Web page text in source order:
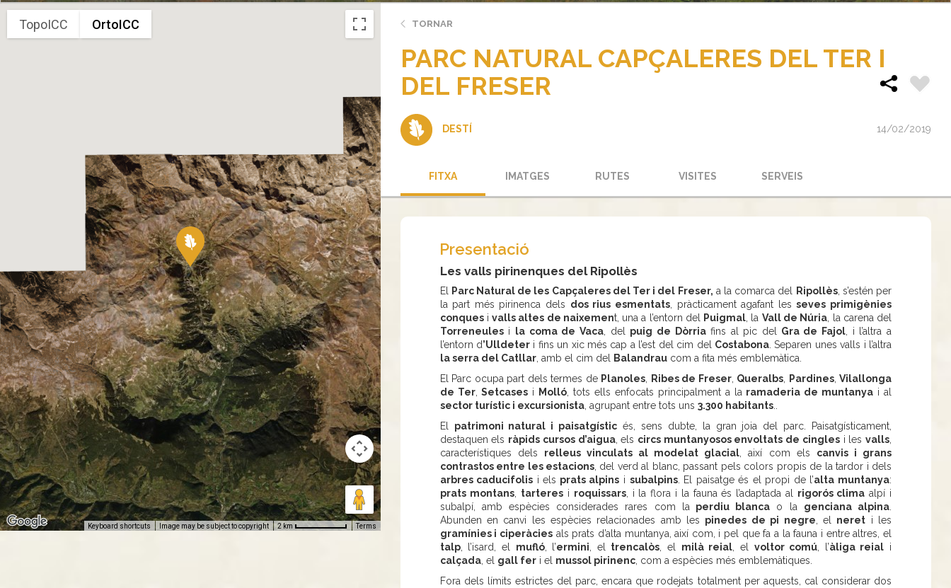
TopoICC OrtoICC
Keyboard shortcuts Image may be subject to copyright 2 km Terms
TORNAR
PARC NATURAL CAPÇALERES DEL TER I
DEL FRESER
DESTÍ 14/02/2019
FITXA IMATGES RUTES VISITES SERVEIS
Presentació
Les valls pirinenques del Ripollès
El Parc Natural de les Capçaleres del Ter i del Freser, a la comarca del Ripollès, s’estén per
la part més pirinenca dels dos rius esmentats, pràcticament agafant lesseves primigènies
conquesivalls altes de naixement, una a l’entorn del Puigmal, la Vall de Núria, la carena del
Torreneulesi la coma de Vaca, del puig de Dòrriafins al pic del Gra de Fajol, i l’altra a
l’entorn d’Ulldeter i fins un xic més cap a l’est del cim del Costabona. Separen unes valls i l’altra
la serra del Catllar, amb el cim del Balandraucom a fita més emblemàtica.
El Parc ocupa part dels termes de Planoles, Ribes de Freser, Queralbs, Pardines,Vilallonga
de Ter,Setcases i Molló, tots ells enfocats principalment a la ramaderia de muntanya i al
sector turístic i excursionista, agrupant entre tots uns 3.300 habitants..
El patrimoni natural i paisatgístic és, sens dubte, la gran joia del parc. Paisatgísticament,
destaquen els ràpids cursos d’aigua, els circs muntanyosos envoltats de cinglesi lesvalls,
característiques dels relleus vinculats al modelat glacial, així com els canvis i grans
contrastos entre les estacions, del verd al blanc, passant pels colors propis de la tardor i dels
arbres caducifolis i els prats alpins i subalpins. El paisatge és el propi de l’alta muntanya:
prats montans, tarteres i roquissars, i la flora i la fauna és l’adaptada al rigorós clima alpí i
subalpí, amb espècies considerades rares com laperdiu blanca o la genciana alpina.
Abunden en canvi les espècies relacionades amb les pinedes de pi negre, el neret i les
gramínies i ciperàciesals prats d’alta muntanya, així com, i pel que fa a la fauna i entre altres, el
talp, l’isard, el mufló, l’ermini, el trencalòs, el milà reial, el voltor comú, l’àliga reial i
calçada, el gall feri el mussol pirinenc, com a espècies més emblemàtiques.
Fora dels límits estrictes del parc, encara que rodejats totalment per aquests, cal considerar dos